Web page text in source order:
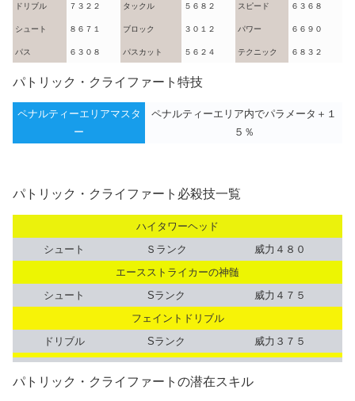
ドリブル ７３２２ タックル ５６８２ スピード ６３６８
シュート ８６７１ ブロック ３０１２ パワー ６６９０
パス ６３０８ パスカット ５６２４ テクニック ６８３２
パトリック・クライファート特技
ペナルティーエリアマスタ
ー
ペナルティーエリア内でパラメータ＋１
５％
パトリック・クライファート必殺技一覧
ハイタワーヘッド
シュート
Ｓランク
威力４８０
エースストライカーの神髄
シュート
Sランク
威力４７５
フェイントドリブル
ドリブル
Sランク 威力３７５
パトリック・クライファートの潜在スキル